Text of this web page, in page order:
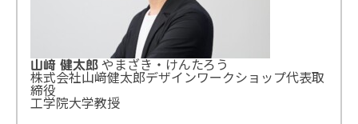
山﨑 健太郎 やまざき・けんたろう
株式会社山﨑健太郎デザインワークショップ代表取
締役
工学院大学教授